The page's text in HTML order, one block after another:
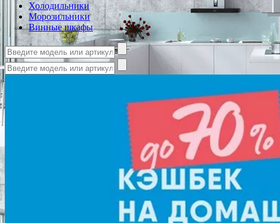
Холодильники
Морозильники
Винные шкафы